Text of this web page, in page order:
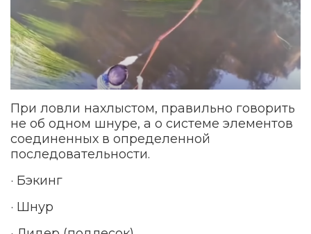
При ловли нахлыстом, правильно говорить
не об одном шнуре, а о системе элементов
соединенных в определенной
последовательности.
· Бэкинг
· Шнур